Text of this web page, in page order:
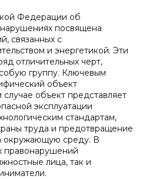
Федерации об
посвящена
связанных с
и энергетикой. Эти
отличительных черт,
группу. Ключевым
объект
объект представляет
эксплуатации
стандартам,
труда и предотвращение
окружающую среду. В
правонарушений
лица, так и